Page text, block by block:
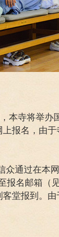
本寺将举
报名，由
众通过在本
报名邮箱（
堂报到。